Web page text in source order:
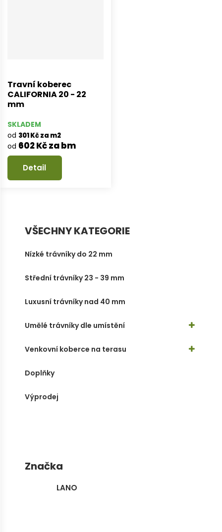
Travní koberec
CALIFORNIA 20 - 22
mm
od 301 Kč za m2
od 602 Kč za bm
Detail
SKLADEM
VŠECHNY KATEGORIE
Nízké trávníky do 22 mm
Střední trávníky 23 - 39 mm
Luxusní trávníky nad 40 mm
Umělé trávníky dle umístění
Venkovní koberce na terasu
Doplňky
Výprodej
Značka
LANO